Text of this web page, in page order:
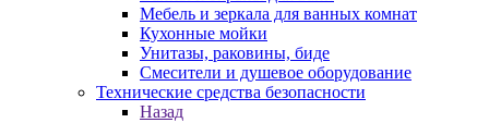
Мебель и зеркала для ванных комнат
Кухонные мойки
Унитазы, раковины, биде
Смесители и душевое оборудование
Технические средства безопасности
Назад